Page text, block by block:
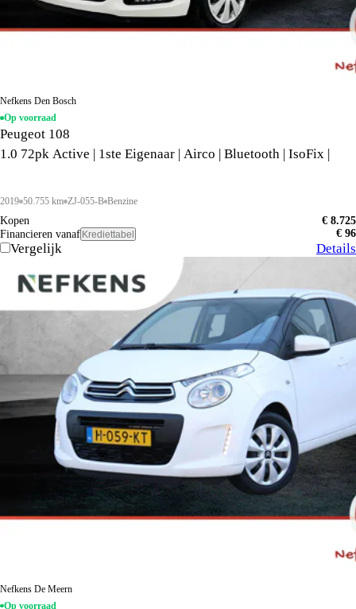
Nefkens Den Bosch
Op voorraad
Peugeot 108
1.0 72pk Active | 1ste Eigenaar | Airco | Bluetooth | IsoFix |
2019 50.755 km ZJ-055-B Benzine
Kopen
€ 8.725
Financieren vanaf Krediettabel € 96
Vergelijk Details
Nefkens De Meern
Op voorraad